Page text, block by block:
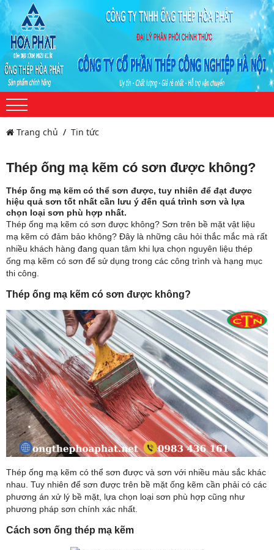
Trang chủ Tin tức
Thép ống mạ kẽm có sơn được không?
Thép ống mạ kẽm có thể sơn được, tuy nhiên để đạt được
hiệu quả sơn tốt nhất cần lưu ý đến quá trình sơn và lựa
chọn loại sơn phù hợp nhất.
Thép ống mạ kẽm có sơn được không? Sơn trên bề mặt vật liệu
mạ kẽm có đảm bảo không? Đây là những câu hỏi thắc mắc mà rất
nhiều khách hàng đang quan tâm khi lựa chọn nguyên liệu thép
ống mạ kẽm có sơn để sử dụng trong các công trình và hạng mục
thi công.
Thép ống mạ kẽm có sơn được không?
Thép ống mạ kẽm có thể sơn được và sơn với nhiều màu sắc khác
nhau. Tuy nhiên để sơn được trên bề mặt ống kẽm cần phải có các
phương án xử lý bề mặt, lựa chọn loại sơn phù hợp cũng như
phương pháp sơn chính xác nhất.
Cách sơn ống thép mạ kẽm